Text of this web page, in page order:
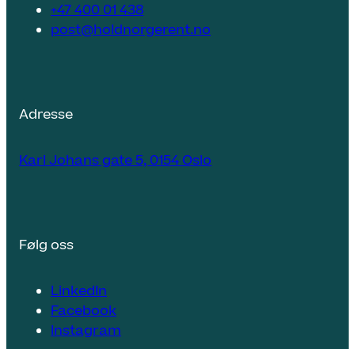
+47 400 01 438
post@holdnorgerent.no
Adresse
Karl Johans gate 5, 0154 Oslo
Følg oss
LinkedIn
Facebook
Instagram